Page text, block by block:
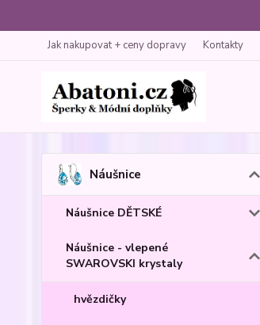
Jak nakupovat + ceny dopravy Kontakty
Náušnice
Náušnice DĚTSKÉ
Náušnice - vlepené
SWAROVSKI krystaly
hvězdičky